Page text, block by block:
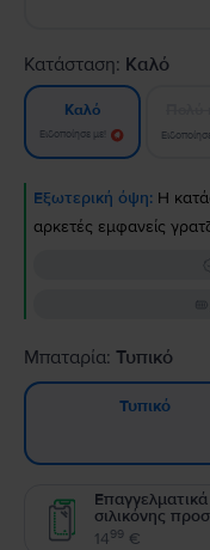
Κατάσταση: Καλό
Καλό
Ειδοποίησε με!
Εξωτερική όψη: Η
αρκετές εμφανείς
Μπαταρία: Τυπικό
Τυπικό
σιλικόνης
1499 €